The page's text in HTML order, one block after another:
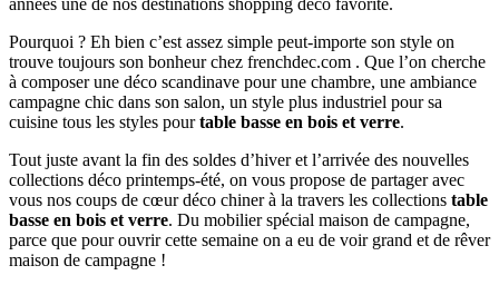
Pourquoi ? Eh bien c’est assez simple peut-importe son style on
trouve toujours son bonheur chez frenchdec.com . Que l’on cherche
à composer une déco scandinave pour une chambre, une ambiance
campagne chic dans son salon, un style plus industriel pour sa
cuisine tous les styles pourtable basse en bois et verre.
Tout juste avant la fin des soldes d’hiver et l’arrivée des nouvelles
collections déco printemps-été, on vous propose de partager avec
vous nos coups de cœur déco chiner à la travers les collections table
basse en bois et verre. Du mobilier spécial maison de campagne,
parce que pour ouvrir cette semaine on a eu de voir grand et de rêver
maison de campagne !